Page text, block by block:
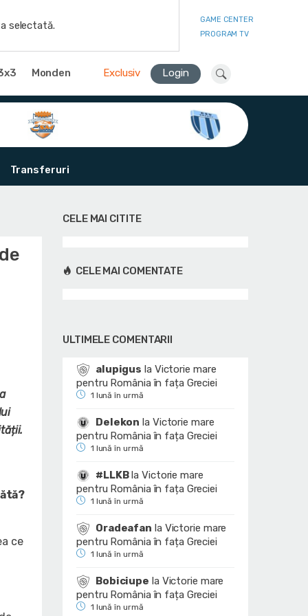
selectată.
GAME CENTER
PROGRAM TV
Monden Exclusiv Login
Transferuri
ce
CELE MAI CITITE
CELE MAI COMENTATE
ULTIMELE COMENTARII
alupigus la Victorie mare
pentru România în fața Greciei
1 lună în urmă
Delekon la Victorie mare
pentru România în fața Greciei
1 lună în urmă
#LLKBlaVictorie mare
pentru România în fața Greciei
1 lună în urmă
Oradeafan la Victorie mare
pentru România în fața Greciei
1 lună în urmă
Bobiciupe la Victorie mare
pentru România în fața Greciei
1 lună în urmă